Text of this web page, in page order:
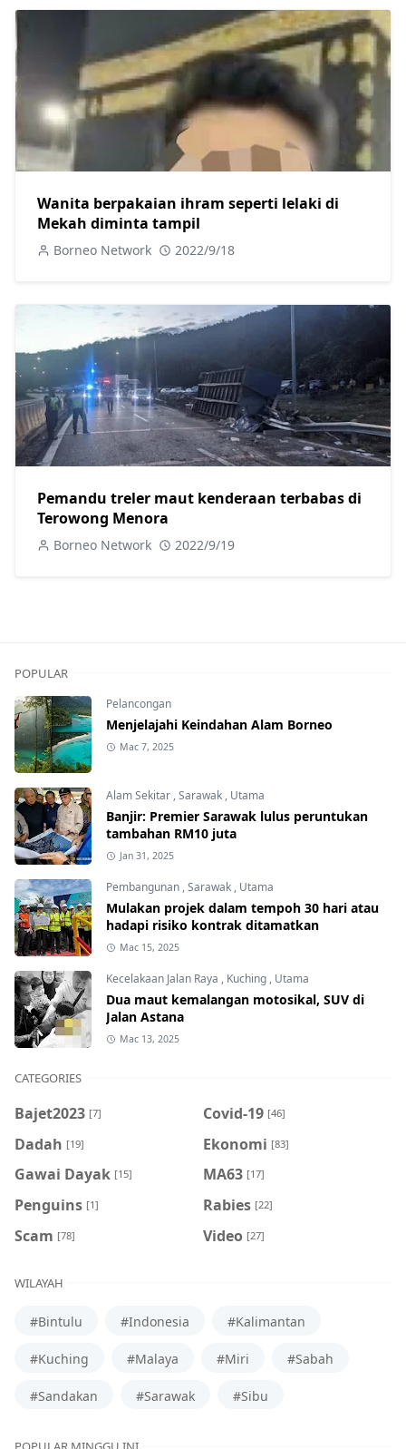
Wanita berpakaian ihram seperti lelaki di
Mekah diminta tampil
Borneo Network 2022/9/18
Pemandu treler maut kenderaan terbabas di
Terowong Menora
Borneo Network 2022/9/19
POPULAR
Pelancongan
Menjelajahi Keindahan Alam Borneo
Mac 7, 2025
Alam Sekitar ,Sarawak , Utama
Banjir: Premier Sarawak lulus peruntukan
tambahan RM10 juta
Jan 31, 2025
Pembangunan ,Sarawak , Utama
Mulakan projek dalam tempoh 30 hari atau
hadapi risiko kontrak ditamatkan
Mac 15, 2025
Kecelakaan Jalan Raya , Kuching , Utama
Dua maut kemalangan motosikal, SUV di
Jalan Astana
Mac 13, 2025
CATEGORIES
Bajet2023 [7] Covid-19 [46]
Dadah [19] Ekonomi [83]
Gawai Dayak [15] MA63 [17]
Penguins [1] Rabies [22]
Scam [78] Video [27]
WILAYAH
#Bintulu #Indonesia #Kalimantan
#Kuching #Malaya #Miri #Sabah
#Sandakan #Sarawak #Sibu